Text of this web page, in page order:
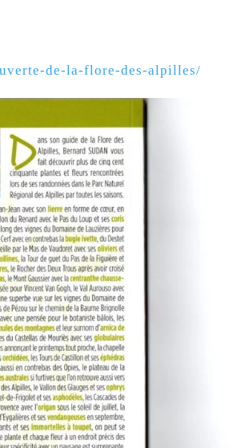
de-la-flore-des-alpilles/